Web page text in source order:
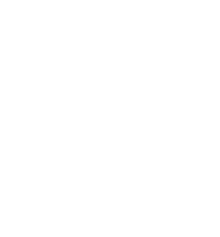
spp., Bacillus
Для местного